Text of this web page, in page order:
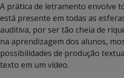
A prática de letramento envolve
está presente em todas as
auditiva, por ser tão cheia de
na aprendizagem dos alunos,
possibilidades de produção
texto em um vídeo.